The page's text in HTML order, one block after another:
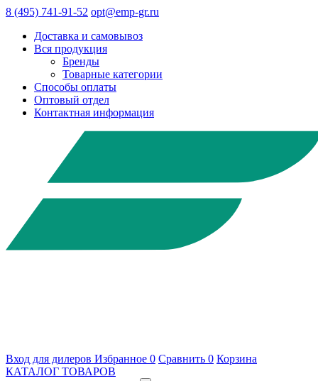
8 (495) 741-91-52 opt@emp-gr.ru
Доставка и самовывоз
Вся продукция
Бренды
Товарные категории
Способы оплаты
Оптовый отдел
Контактная информация
Вход для дилеров Избранное 0 Сравнить 0 Корзина
КАТАЛОГ ТОВАРОВ